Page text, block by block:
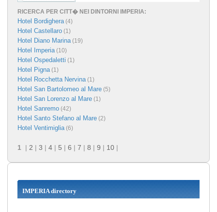
RICERCA PER CITT� NEI DINTORNI IMPERIA:
Hotel Bordighera(4)
Hotel Castellaro (1)
Hotel Diano Marina(19)
Hotel Imperia(10)
Hotel Ospedaletti (1)
Hotel Pigna(1)
Hotel Rocchetta Nervina(1)
Hotel San Bartolomeo al Mare (5)
Hotel San Lorenzo al Mare (1)
Hotel Sanremo (42)
Hotel Santo Stefano al Mare (2)
Hotel Ventimiglia(6)
1 | 2 | 3 | 4 | 5 | 6 | 7 | 8 | 9 | 10 |
IMPERIA directory